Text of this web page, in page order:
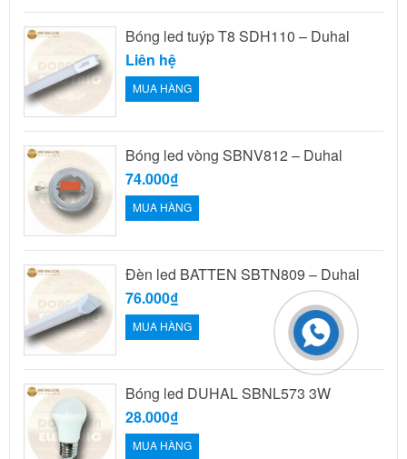
Bóng led tuýp T8 SDH110 – Duhal
Liên hệ
MUA HÀNG
Bóng led vòng SBNV812 – Duhal
74.000₫
MUA HÀNG
Đèn led BATTEN SBTN809 – Duhal
76.000₫
MUA HÀNG
Bóng led DUHAL SBNL573 3W
28.000₫
MUA HÀNG